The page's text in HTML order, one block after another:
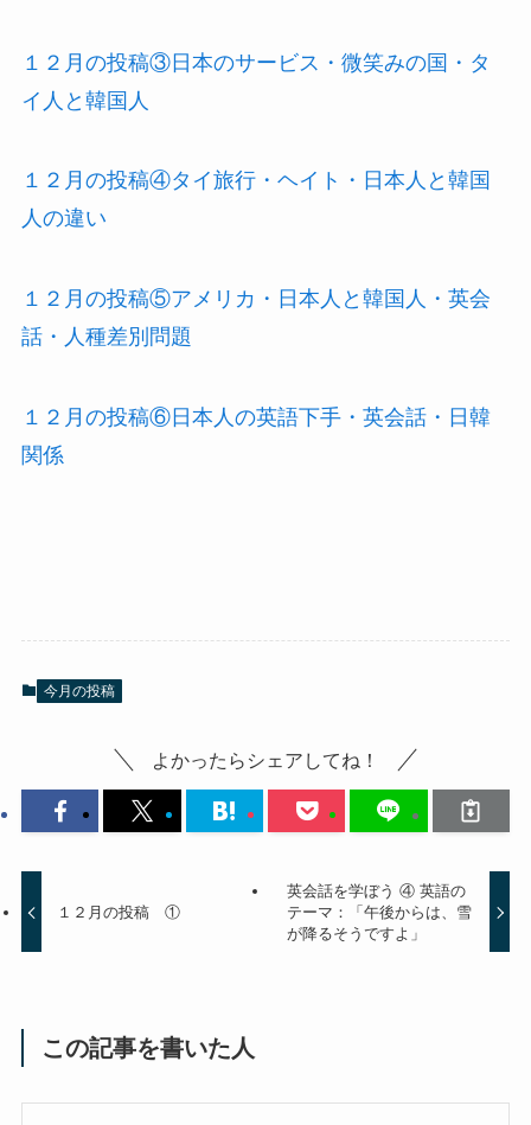
１２月の投稿③日本のサービス・微笑みの国・タ
イ人と韓国人
１２月の投稿④タイ旅行・ヘイト・日本人と韓国
人の違い
１２月の投稿⑤アメリカ・日本人と韓国人・英会
話・人種差別問題
１２月の投稿⑥日本人の英語下手・英会話・日韓
関係
今月の投稿
よかったらシェアしてね！
１２月の投稿 ①
英会話を学ぼう ④ 英語の
テーマ：「午後からは、雪
が降るそうですよ」
この記事を書いた人